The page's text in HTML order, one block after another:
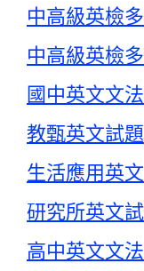
中高級英檢
中高級英檢
國中英文文
教甄英文試題
生活應用英文
研究所英文
高中英文文